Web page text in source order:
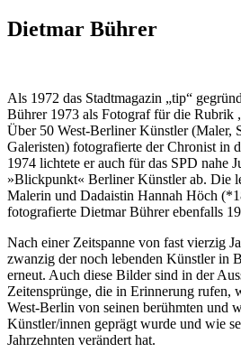
Dietmar Bührer
Als 1972 das Stadtmagazin „tip“
Bührer 1973 als Fotograf für die Rubrik
Über 50 West-Berliner Künstler (Maler,
Galeristen) fotografierte der Chronist in
1974 lichtete er auch für das SPD nahe
»Blickpunkt« Berliner Künstler ab. Die
Malerin und Dadaistin Hannah Höch
fotografierte Dietmar Bührer ebenfalls
Nach einer Zeitspanne von fast vierzig
zwanzig der noch lebenden Künstler in
erneut. Auch diese Bilder sind in der
Zeitensprünge, die in Erinnerung rufen,
West-Berlin von seinen berühmten und
Künstler/innen geprägt wurde und wie
Jahrzehnten verändert hat.